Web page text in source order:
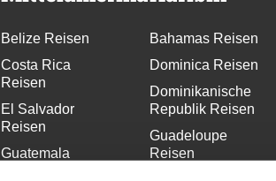
Belize Reisen
Costa Rica
Reisen
El Salvador
Reisen
Guatemala
Bahamas Reisen
Dominica Reisen
Dominikanische
Republik Reisen
Guadeloupe
Reisen